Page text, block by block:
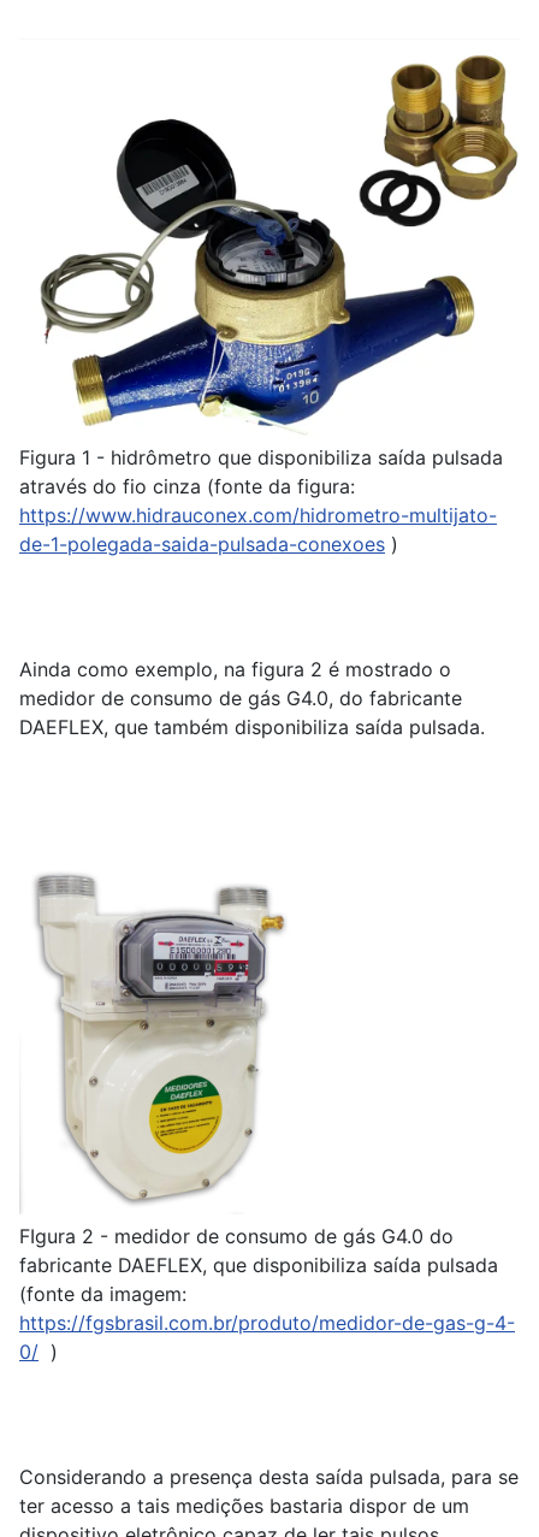
Figura 1 - hidrômetro que disponibiliza saída pulsada
através do fio cinza (fonte da figura:
https://www.hidrauconex.com/hidrometro-multijato-
de-1-polegada-saida-pulsada-conexoes )
Ainda como exemplo, na figura 2 é mostrado o
medidor de consumo de gás G4.0, do fabricante
DAEFLEX, que também disponibiliza saída pulsada.
FIgura 2 - medidor de consumo de gás G4.0 do
fabricante DAEFLEX, que disponibiliza saída pulsada
(fonte da imagem:
https://fgsbrasil.com.br/produto/medidor-de-gas-g-4-
0/ )
Considerando a presença desta saída pulsada, para se
ter acesso a tais medições bastaria dispor de um